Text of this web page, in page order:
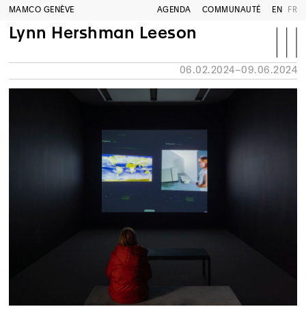
MAMCO GENÈVE AGENDA COMMUNAUTÉ EN FR
Lynn Hershman Leeson
06.02.2024–09.06.2024